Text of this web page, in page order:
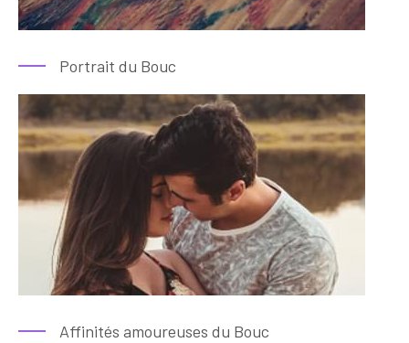
Portrait du Bouc
Affinités amoureuses du Bouc